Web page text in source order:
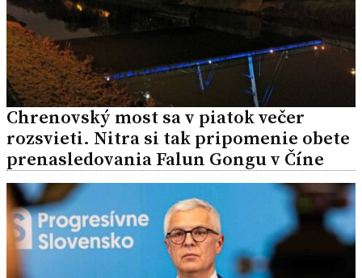
Chrenovský most sa v piatok večer
rozsvieti. Nitra si tak pripomenie obete
prenasledovania Falun Gongu v Číne